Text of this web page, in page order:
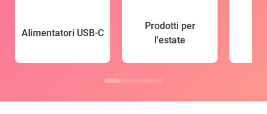
Alimentatori USB-C
Prodotti per
l'estate